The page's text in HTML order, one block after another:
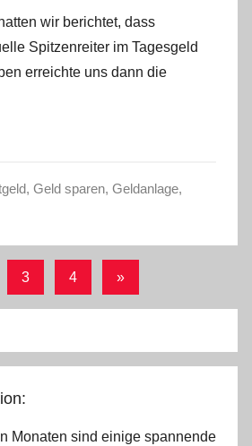
n
C
W
wir berichtet, dass
Spitzenreiter im Tagesgeld
erreichte uns dann die
, Geld sparen, Geldanlage,
3 4
Nächste
»
Monaten sind einige spannende